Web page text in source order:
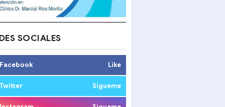
SOCIALES
Like
Sigueme